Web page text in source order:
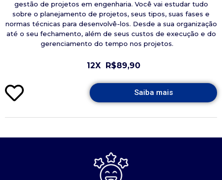
gestão de projetos em engenharia. Você vai estudar tudo
sobre o planejamento de projetos, seus tipos, suas fases e
normas técnicas para desenvolvê-los. Desde a sua organização
até o seu fechamento, além de seus custos de execução e do
gerenciamento do tempo nos projetos.
12X R$89,90
Saiba mais